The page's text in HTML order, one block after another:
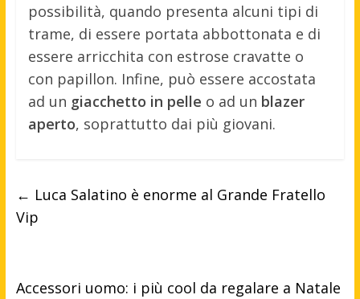
possibilità, quando presenta alcuni tipi di
trame, di essere portata abbottonata e di
essere arricchita con estrose cravatte o
con papillon. Infine, può essere accostata
ad un giacchetto in pelle o ad un blazer
aperto, soprattutto dai più giovani.
← Luca Salatino è enorme al Grande Fratello
Vip
Accessori uomo: i più cool da regalare a Natale